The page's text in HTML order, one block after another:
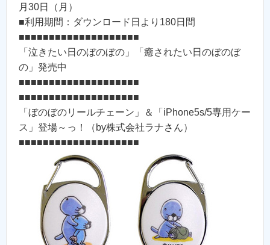
月30日（月）
■利用期間：ダウンロード日より180日間
■■■■■■■■■■■■■■■■■■■■
「泣きたい日のぼのぼの」「癒されたい日のぼのぼ
の」発売中
■■■■■■■■■■■■■■■■■■■■
■■■■■■■■■■■■■■■■■■■■
「ぼのぼのリールチェーン」＆「iPhone5s/5専用ケー
ス」登場～っ！（by株式会社ラナさん）
■■■■■■■■■■■■■■■■■■■■